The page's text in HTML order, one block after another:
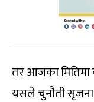
तर आजका
यसले चुनौती सृजना